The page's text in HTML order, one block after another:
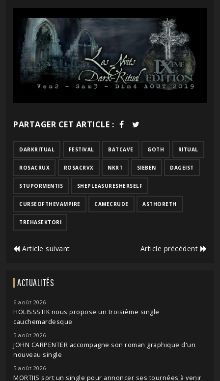
PARTAGER CET ARTICLE :
DARKRITUAL FESTIVAL BATCAVE GOTH RITUAL
ROSACRUX ROSACRVX NKRT SIEBEN DAGEIST
STUPORMENTIS SHEPLEASURESHERSELF
CURSEOFTHEVAMPIRE CAMECRUDE ASTHORETH
TREHASEKTORI
Article suivant Article précédent
ACTUALITÉS
6 août 2026
HOLISSSTIK nous propose un troisième single
cauchemardesque
5 août 2026
JOHN CARPENTER accompagne son roman graphique d'un
nouveau single
5 août 2026
MORTIIS sort un single pour annoncer ses tournées à venir